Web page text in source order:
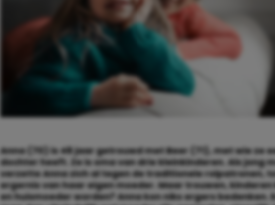
Anna (70) is 48 jaar getrouwd met Beer (71), met wie ze
dochter heeft. Ze is oma van drie kleinkinderen. Als jong
verzette Anna zich al tegen de traditionele rolpatronen,
ergernis van haar eigen moeder. Maar trouwen,
en huismoeder worden? Anna kon niks ergers bedenken.